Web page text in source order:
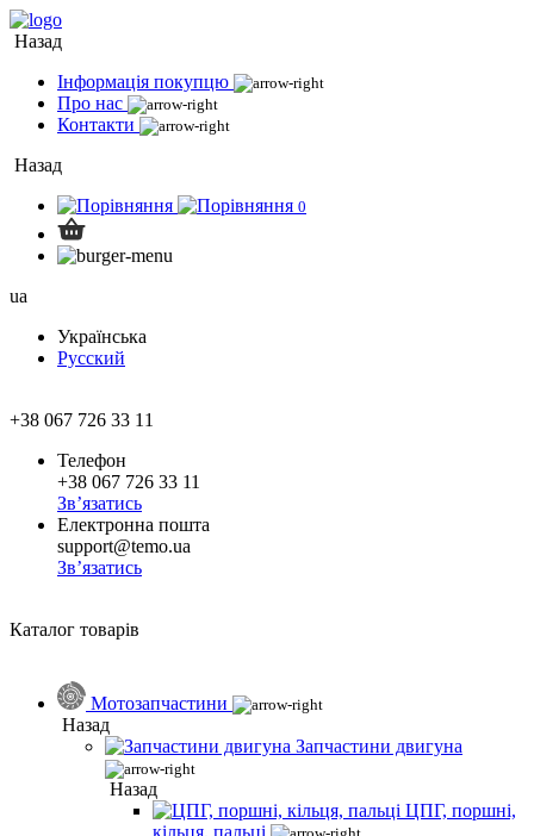
Назад
Інформація покупцю
Про нас
Контакти
Назад
0
ua
Українська
Русский
+38 067 726 33 11
Телефон
+38 067 726 33 11
Зв’язатись
Електронна пошта
support@temo.ua
Зв’язатись
Каталог товарів
Мотозапчастини
Назад
Запчастини двигуна
Назад
ЦПГ, поршні,
кільця, пальці